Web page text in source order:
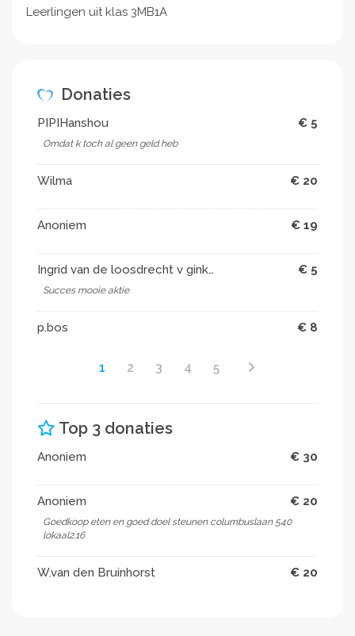
Leerlingen uit klas 3MB1A
Donaties
PIPIHanshou € 5
Omdat k toch al geen geld heb
Wilma € 20
Anoniem € 19
Ingrid van de loosdrecht v ginkel € 5
Succes mooie aktie
p.bos € 8
1 2 3 4 5
Top 3 donaties
Anoniem € 30
Anoniem € 20
Goedkoop eten en goed doel steunen columbuslaan 540
lokaal2.16
W.van den Bruinhorst € 20